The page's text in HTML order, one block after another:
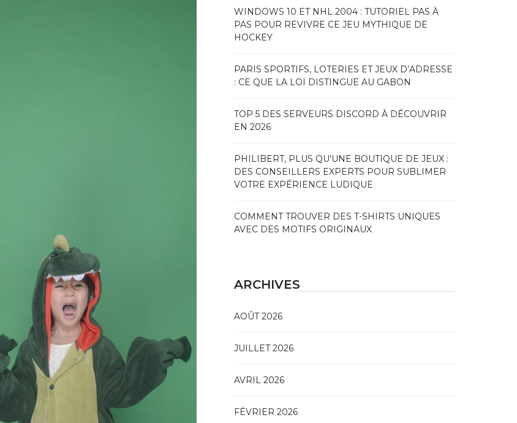
WINDOWS 10 ET NHL 2004 : TUTORIEL PAS À
PAS POUR REVIVRE CE JEU MYTHIQUE DE
HOCKEY
PARIS SPORTIFS, LOTERIES ET JEUX D’ADRESSE
: CE QUE LA LOI DISTINGUE AU GABON
TOP 5 DES SERVEURS DISCORD À DÉCOUVRIR
EN 2026
PHILIBERT, PLUS QU’UNE BOUTIQUE DE JEUX :
DES CONSEILLERS EXPERTS POUR SUBLIMER
VOTRE EXPÉRIENCE LUDIQUE
COMMENT TROUVER DES T-SHIRTS UNIQUES
AVEC DES MOTIFS ORIGINAUX
ARCHIVES
AOÛT 2026
JUILLET 2026
AVRIL 2026
FÉVRIER 2026